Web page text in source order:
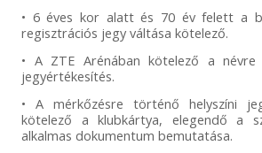
• 6 éves kor alatt és 70 év felett a
regisztrációs jegy váltása kötelező.
• A ZTE Arénában kötelező a
jegyértékesítés.
• A mérkőzésre történő helyszíni
kötelező a klubkártya, elegendő a
alkalmas dokumentum bemutatása.